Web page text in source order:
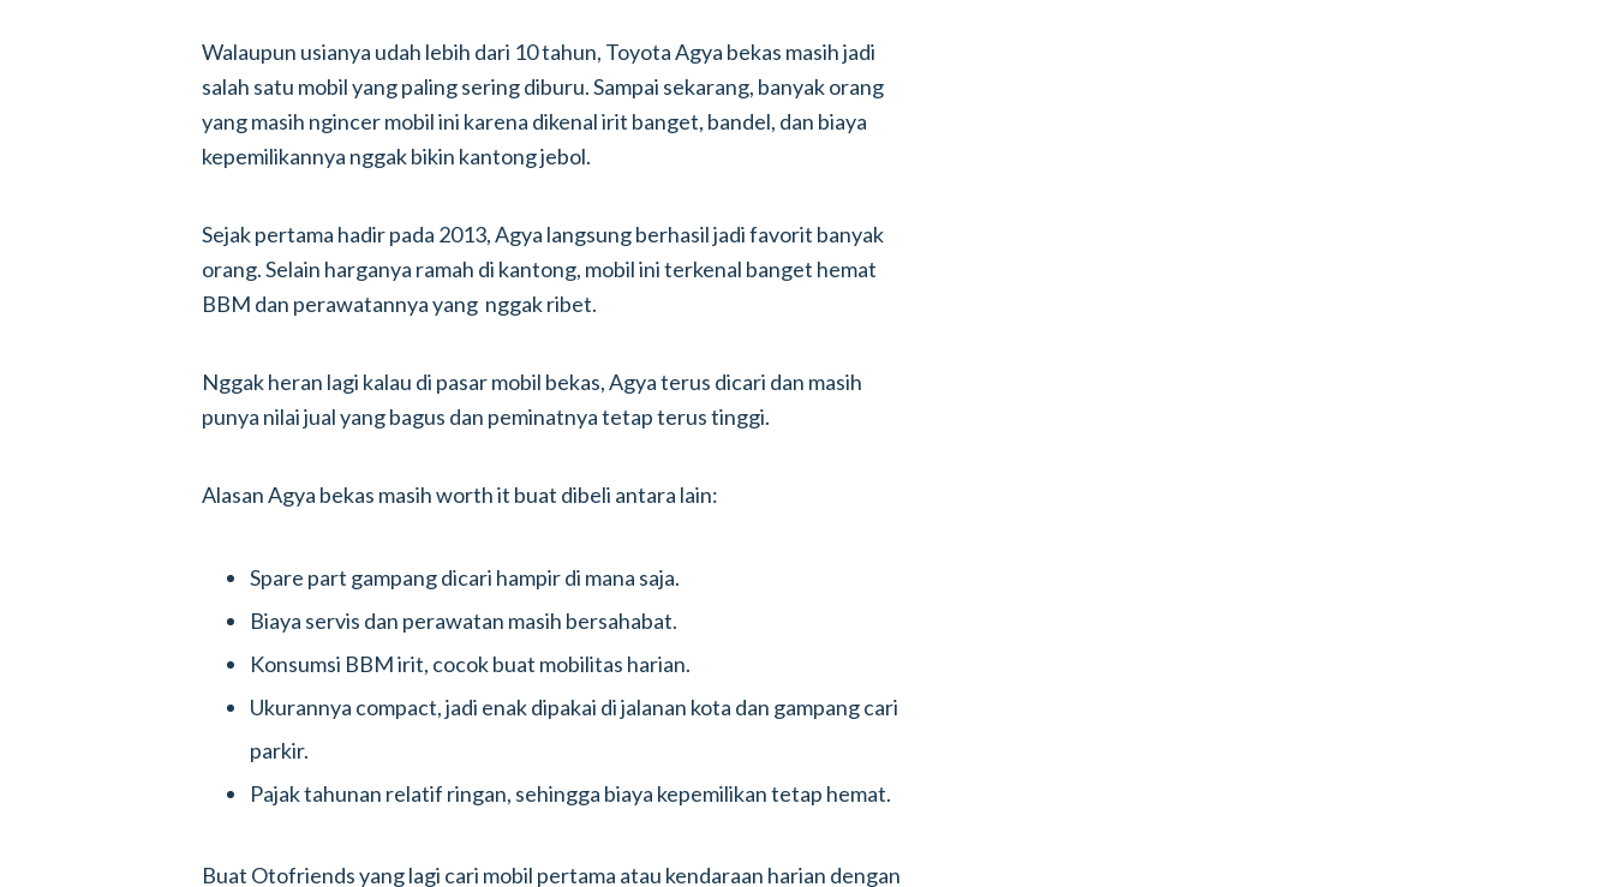
Walaupun usianya udah lebih dari 10 tahun, Toyota Agya bekas masih jadi
salah satu mobil yang paling sering diburu. Sampai sekarang, banyak orang
yang masih ngincer mobil ini karena dikenal irit banget, bandel, dan biaya
kepemilikannya nggak bikin kantong jebol.
Sejak pertama hadir pada 2013, Agya langsung berhasil jadi favorit banyak
orang. Selain harganya ramah di kantong, mobil ini terkenal banget hemat
BBM dan perawatannya yang nggak ribet.
Nggak heran lagi kalau di pasar mobil bekas, Agya terus dicari dan masih
punya nilai jual yang bagus dan peminatnya tetap terus tinggi.
Alasan Agya bekas masih worth it buat dibeli antara lain:
Spare part gampang dicari hampir di mana saja.
Biaya servis dan perawatan masih bersahabat.
Konsumsi BBM irit, cocok buat mobilitas harian.
Ukurannya compact, jadi enak dipakai di jalanan kota dan gampang cari
parkir.
Pajak tahunan relatif ringan, sehingga biaya kepemilikan tetap hemat.
Buat Otofriends yang lagi cari mobil pertama atau kendaraan harian dengan